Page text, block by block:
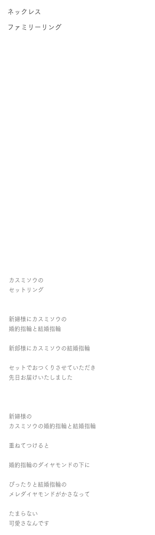
ネックレス
ファミリーリング
カスミソウの
セットリング
新婦様にカスミソウの
婚約指輪と結婚指輪
新郎様にカスミソウの結婚指輪
セットでおつくりさせていただき
先日お届けいたしました
新婦様の
カスミソウの婚約指輪と結婚指輪
重ねてつけると
婚約指輪のダイヤモンドの下に
ぴったりと結婚指輪の
メレダイヤモンドがかさなって
たまらない
可愛さなんです